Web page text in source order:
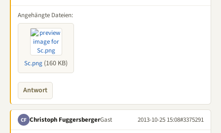
Angehängte Dateien:
Sc.png (160 KB)
Antwort
CF Christoph FuggersbergerGast 2013-10-25 15:08#3375291